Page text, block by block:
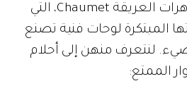
بالتعاون مع دار المجوهرات العريقة Chaumet، التي
المبتكرة لوحات فنية تصنع
لنتعرف منهن إلى أحلام
الممتع: